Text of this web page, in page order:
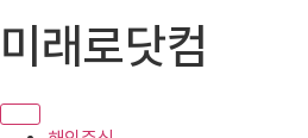
텐
로
미래로닷컴